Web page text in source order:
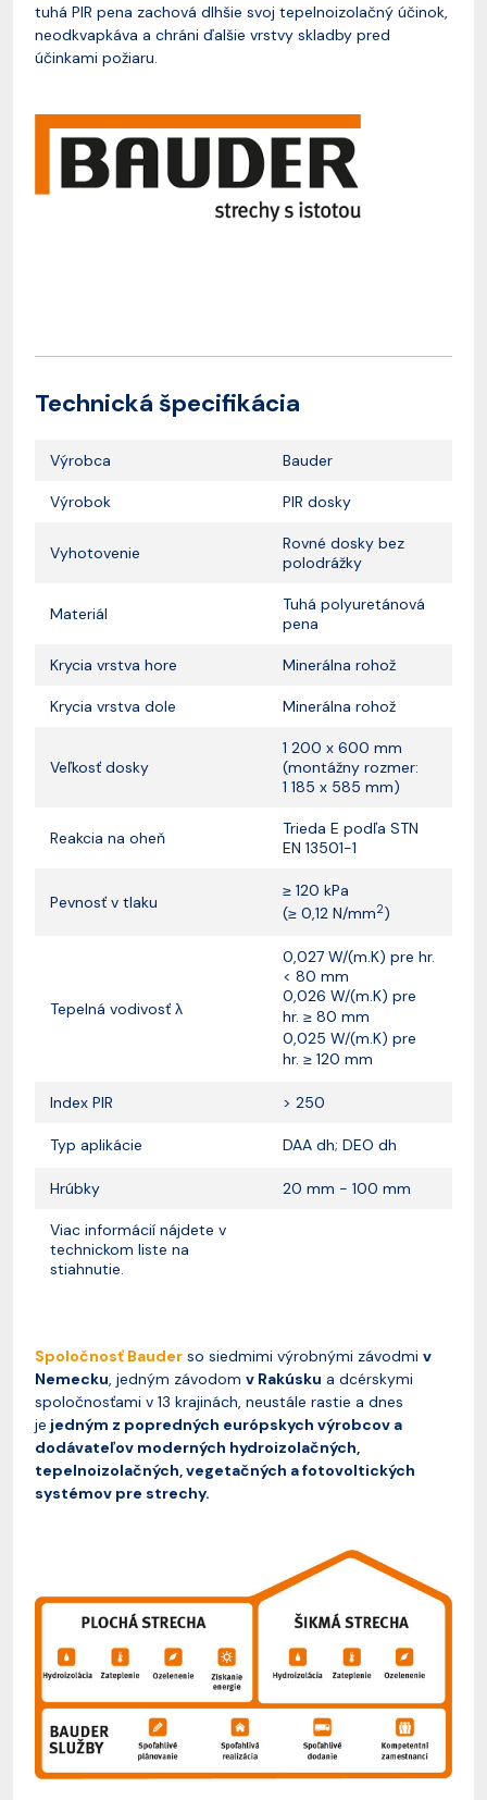
tuhá PIR pena zachová dlhšie svoj tepelnoizolačný účinok,
neodkvapkáva a chráni ďalšie vrstvy skladby pred
účinkami požiaru.
Technická špecifikácia
Výrobca Bauder
Výrobok PIR dosky
Vyhotovenie
Rovné dosky bez
polodrážky
Materiál
Tuhá polyuretánová
pena
Krycia vrstva hore Minerálna rohož
Krycia vrstva dole Minerálna rohož
Veľkosť dosky
1 200 x 600 mm
(montážny rozmer:
1 185 x 585 mm)
Reakcia na oheň
Trieda E podľa STN
EN 13501-1
Pevnosť v tlaku
≥ 120 kPa
(≥ 0,12 N/mm2)
Tepelná vodivosť λ
0,027 W/(m.K) pre hr.
< 80 mm
0,026 W/(m.K) pre
hr. ≥ 80 mm
0,025 W/(m.K) pre
hr. ≥ 120 mm
Index PIR > 250
Typ aplikácie DAA dh; DEO dh
Hrúbky 20 mm - 100 mm
Viac informácií nájdete v
technickom liste na
stiahnutie.
Spoločnosť Bauder so siedmimi výrobnými závodmi v
Nemecku, jedným závodom v Rakúsku a dcérskymi
spoločnosťami v 13 krajinách, neustále rastie a dnes
je jedným z popredných európskych výrobcov a
dodávateľov moderných hydroizolačných,
tepelnoizolačných, vegetačných a fotovoltických
systémov pre strechy.